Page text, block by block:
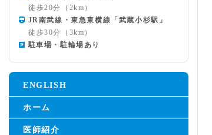
徒歩20分（2km）
JR南武線・東急東横線「武蔵小杉駅」
徒歩30分（3km）
駐車場・駐輪場あり
ENGLISH
ホーム
医師紹介